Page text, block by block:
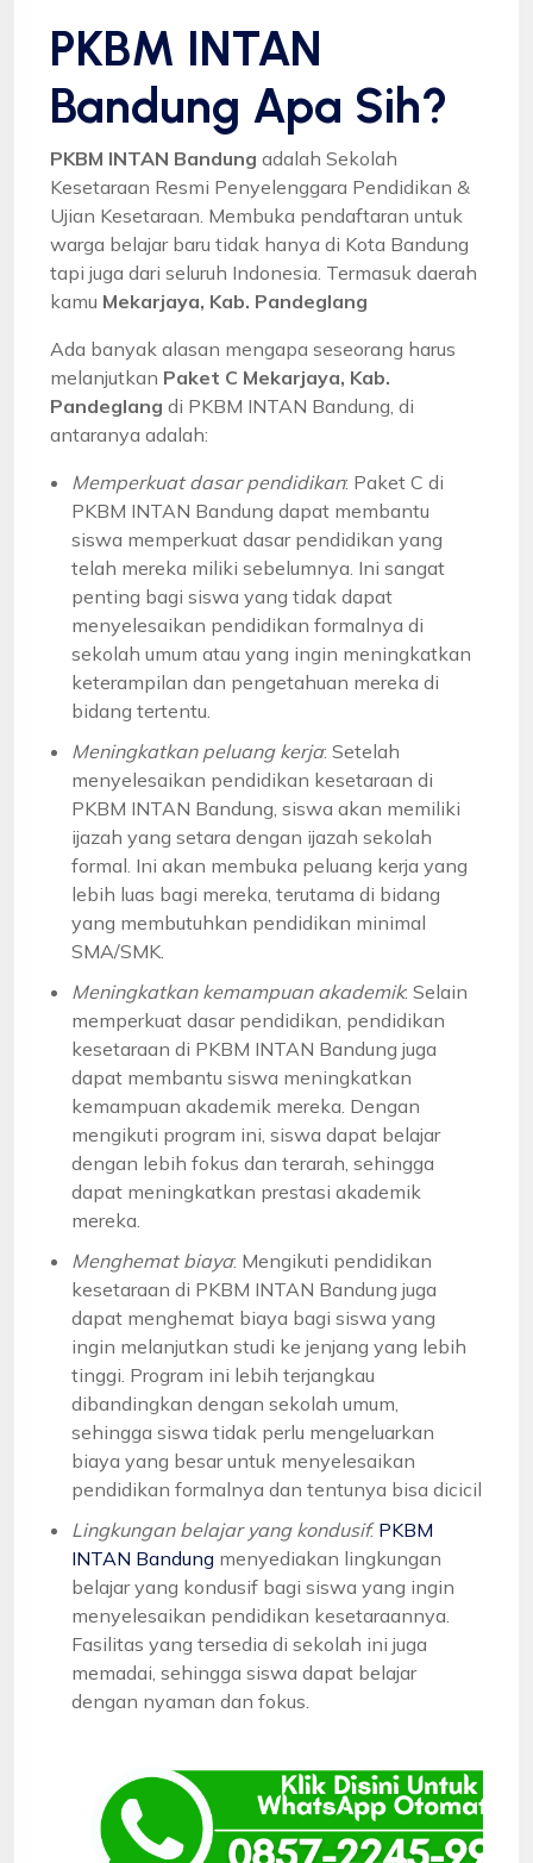
PKBM INTAN
Bandung Apa Sih?
PKBM INTAN Bandung adalah Sekolah
Kesetaraan Resmi Penyelenggara Pendidikan &
Ujian Kesetaraan. Membuka pendaftaran untuk
warga belajar baru tidak hanya di Kota Bandung
tapi juga dari seluruh Indonesia. Termasuk daerah
kamu Mekarjaya, Kab. Pandeglang
Ada banyak alasan mengapa seseorang harus
melanjutkan Paket C Mekarjaya, Kab.
Pandeglang di PKBM INTAN Bandung, di
antaranya adalah:
Memperkuat dasar pendidikan: Paket C di
PKBM INTAN Bandung dapat membantu
siswa memperkuat dasar pendidikan yang
telah mereka miliki sebelumnya. Ini sangat
penting bagi siswa yang tidak dapat
menyelesaikan pendidikan formalnya di
sekolah umum atau yang ingin meningkatkan
keterampilan dan pengetahuan mereka di
bidang tertentu.
Meningkatkan peluang kerja: Setelah
menyelesaikan pendidikan kesetaraan di
PKBM INTAN Bandung, siswa akan memiliki
ijazah yang setara dengan ijazah sekolah
formal. Ini akan membuka peluang kerja yang
lebih luas bagi mereka, terutama di bidang
yang membutuhkan pendidikan minimal
SMA/SMK.
Meningkatkan kemampuan akademik: Selain
memperkuat dasar pendidikan, pendidikan
kesetaraan di PKBM INTAN Bandung juga
dapat membantu siswa meningkatkan
kemampuan akademik mereka. Dengan
mengikuti program ini, siswa dapat belajar
dengan lebih fokus dan terarah, sehingga
dapat meningkatkan prestasi akademik
mereka.
Menghemat biaya: Mengikuti pendidikan
kesetaraan di PKBM INTAN Bandung juga
dapat menghemat biaya bagi siswa yang
ingin melanjutkan studi ke jenjang yang lebih
tinggi. Program ini lebih terjangkau
dibandingkan dengan sekolah umum,
sehingga siswa tidak perlu mengeluarkan
biaya yang besar untuk menyelesaikan
pendidikan formalnya dan tentunya bisa dicicil
Lingkungan belajar yang kondusif: PKBM
INTAN Bandung menyediakan lingkungan
belajar yang kondusif bagi siswa yang ingin
menyelesaikan pendidikan kesetaraannya.
Fasilitas yang tersedia di sekolah ini juga
memadai, sehingga siswa dapat belajar
dengan nyaman dan fokus.